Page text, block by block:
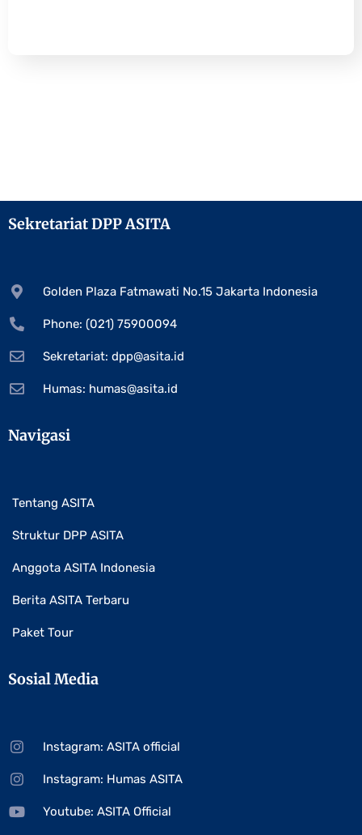
Sekretariat DPP ASITA
Golden Plaza Fatmawati No.15 Jakarta Indonesia
Phone: (021) 75900094
Sekretariat: dpp@asita.id
Humas: humas@asita.id
Navigasi
Tentang ASITA
Struktur DPP ASITA
Anggota ASITA Indonesia
Berita ASITA Terbaru
Paket Tour
Sosial Media
Instagram: ASITA official
Instagram: Humas ASITA
Youtube: ASITA Official